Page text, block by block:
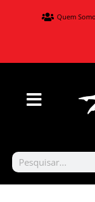
Quem